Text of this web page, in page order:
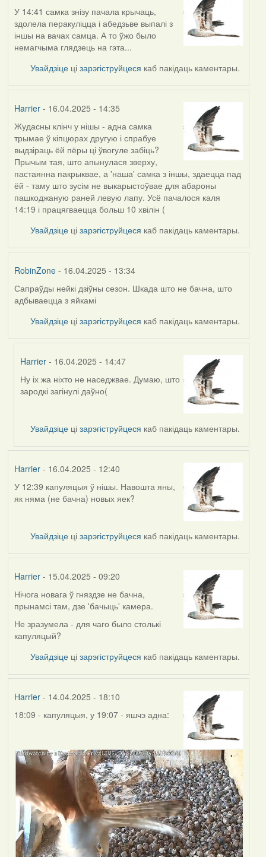
У 14:41 самка знізу пачала крычаць,
здолела перакуліцца і абедзьве выпалі з
іншы на вачах самца. А то ўжо было
немагчыма глядзець на гэта...
Увайдзіце цізарэгіструйцеся каб пакідаць каментары.
Harrier- 16.04.2025 - 14:35
Жудасны клінч у нішы - адна самка
трымае ў кіпцюрах другую і спрабуе
выдзіраць ёй пёры ці ўвогуле забіць?
Прычым тая, што апынулася зверху,
пастаянна пакрыквае, а 'наша' самка з іншы, здаецца пад
ёй - таму што зусім не выкарыстоўвае для абароны
пашкоджаную раней левую лапу. Усё пачалося каля
14:19 і працягваецца больш 10 хвілін (
Увайдзіце цізарэгіструйцеся каб пакідаць каментары.
RobinZone- 16.04.2025 - 13:34
Сапраўды нейкі дзіўны сезон. Шкада што не бачна, што
адбываецца з яйкамі
Увайдзіце цізарэгіструйцеся каб пакідаць каментары.
Harrier - 16.04.2025 - 14:47
In
reply
RobinZone
Ну іх жа ніхто не наседжвае. Думаю, што
зародкі загінулі даўно(
Увайдзіце цізарэгіструйцеся каб пакідаць каментары.
Harrier- 16.04.2025 - 12:40
У 12:39 капуляцыя ў нішы. Навошта яны,
як няма (не бачна) новых яек?
Увайдзіце цізарэгіструйцеся каб пакідаць каментары.
Harrier- 15.04.2025 - 09:20
Нічога новага ў гняздзе не бачна,
прынамсі там, дзе 'бачыць' камера.
Не зразумела - для чаго было столькі
капуляцый?
Увайдзіце цізарэгіструйцеся каб пакідаць каментары.
Harrier- 14.04.2025 - 18:10
18:09 - капуляцыя, у 19:07 - яшчэ адна: